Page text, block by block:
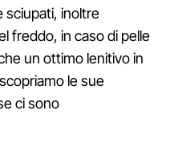
sciupati, inoltre
freddo, in caso di pelle
un ottimo lenitivo in
le sue
ci sono